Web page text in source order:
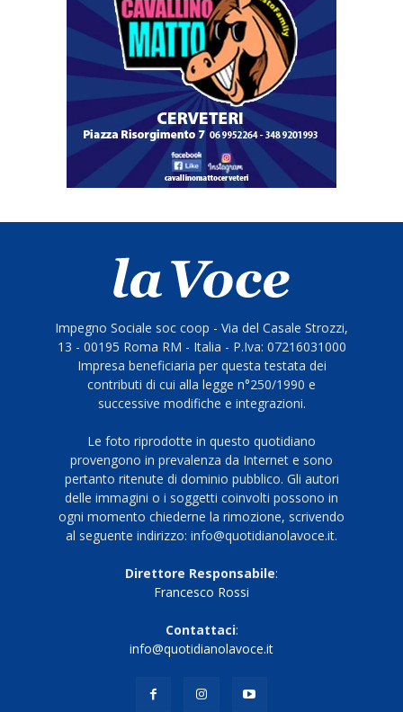
Impegno Sociale soc coop - Via del Casale Strozzi,
13 - 00195 Roma RM - Italia - P.Iva: 07216031000
Impresa beneficiaria per questa testata dei
contributi di cui alla legge n°250/1990 e
successive modifiche e integrazioni.
Le foto riprodotte in questo quotidiano
provengono in prevalenza da Internet e sono
pertanto ritenute di dominio pubblico. Gli autori
delle immagini o i soggetti coinvolti possono in
ogni momento chiederne la rimozione, scrivendo
al seguente indirizzo: info@quotidianolavoce.it.
Direttore Responsabile:
Francesco Rossi
Contattaci:
info@quotidianolavoce.it